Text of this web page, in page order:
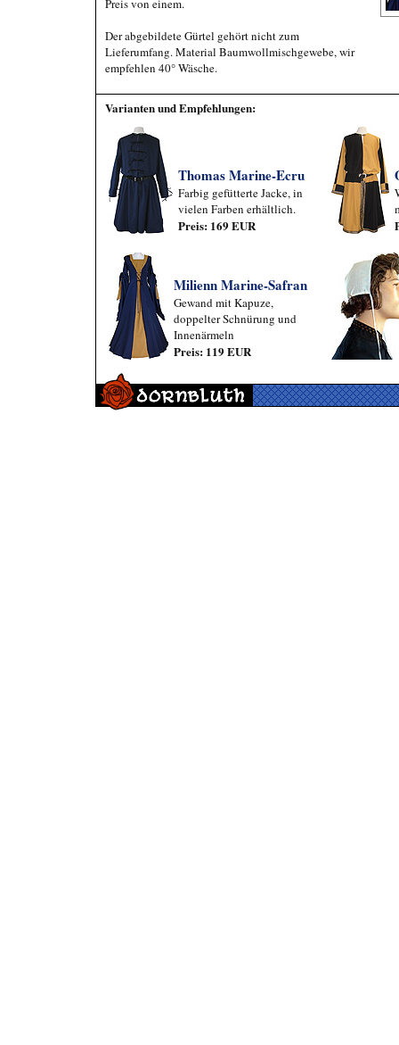
Preis von einem.
Der abgebildete Gürtel gehört nicht zum
Lieferumfang. Material Baumwollmischgewebe, wir
empfehlen 40° Wäsche.
Varianten und Empfehlungen:
Thomas Marine-Ecru
Farbig gefütterte Jacke, in
vielen Farben erhältlich.
Preis: 169 EUR
Milienn Marine-Safran
Gewand mit Kapuze,
doppelter Schnürung und
Innenärmeln
Preis: 119 EUR